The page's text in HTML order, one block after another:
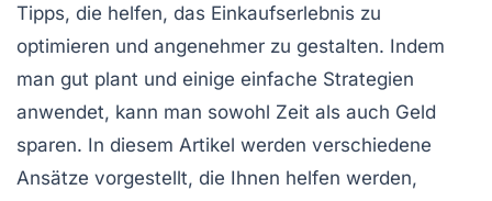
Tipps, die helfen, das Einkaufserlebnis zu
optimieren und angenehmer zu gestalten. Indem
man gut plant und einige einfache Strategien
anwendet, kann man sowohl Zeit als auch Geld
sparen. In diesem Artikel werden verschiedene
Ansätze vorgestellt, die Ihnen helfen werden,